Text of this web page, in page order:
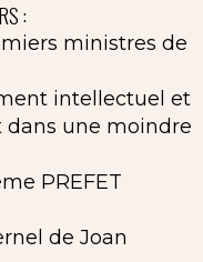
:
ministres de
intellectuel et
dans une moindre
PREFET
de Joan